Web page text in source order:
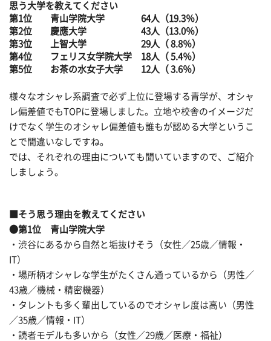
思う大学を教えてください
第1位 青山学院大学 64人（19.3％）
第2位 慶應大学 43人（13.0％）
第3位 上智大学 29人（ 8.8％）
第4位 フェリス女学院大学 18人（ 5.4％）
第5位 お茶の水女子大学 12人（ 3.6％）
様々なオシャレ系調査で必ず上位に登場する青学が、オシャ
レ偏差値でもTOPに登場しました。立地や校舎のイメージだ
けでなく学生のオシャレ偏差値も誰もが認める大学というこ
とで間違いなしですね。
では、それぞれの理由についても聞いていますので、ご紹介
しましょう。
■そう思う理由を教えてください
●第1位 青山学院大学
・渋谷にあるから自然と垢抜けそう（女性／25歳／情報・
IT）
・場所柄オシャレな学生がたくさん通っているから（男性／
43歳／機械・精密機器）
・タレントも多く輩出しているのでオシャレ度は高い（男性
／35歳／情報・IT）
・読者モデルも多いから（女性／29歳／医療・福祉）